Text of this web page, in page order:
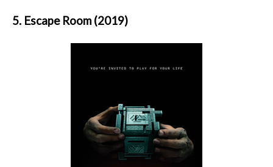
5. Escape Room (2019)